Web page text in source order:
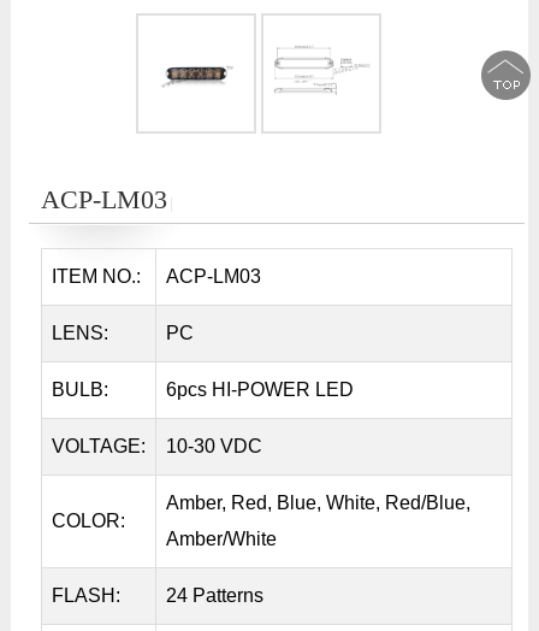
ACP-LM03
ITEM NO.: ACP-LM03
LENS: PC
BULB: 6pcs HI-POWER LED
VOLTAGE: 10-30 VDC
COLOR:
Amber, Red, Blue, White, Red/Blue,
Amber/White
FLASH: 24 Patterns